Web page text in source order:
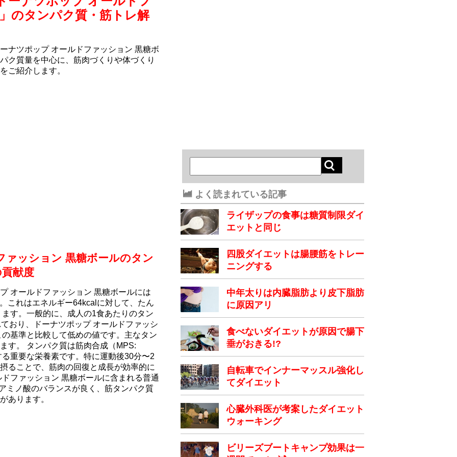
のタンパク質・筋トレ解
ナツポップ オールドファッション 黒糖ボ
ク質量を中心に、筋肉づくりや体づくり
ご紹介します。
ァッション 黒糖ボールのタン
献度
オールドファッション 黒糖ボールには
これはエネルギー64kcalに対して、たん
す。一般的に、成人の1食あたりのタン
おり、ドーナツポップ オールドファッシ
基準と比較して低めの値です。主なタン
す。 タンパク質は筋肉合成（MPS:
重要な栄養素です。特に運動後30分〜2
ることで、筋肉の回復と成長が効率的に
ファッション 黒糖ボールに含まれる普通
ミノ酸のバランスが良く、筋タンパク質
あります。
よく読まれている記事
ライザップの食事は糖質制限ダイ
エットと同じ
四股ダイエットは腸腰筋をトレー
ニングする
中年太りは内臓脂肪より皮下脂肪
に原因アリ
食べないダイエットが原因で腸下
垂がおきる!?
自転車でインナーマッスル強化し
てダイエット
心臓外科医が考案したダイエット
ウォーキング
ビリーズブートキャンプ効果は一